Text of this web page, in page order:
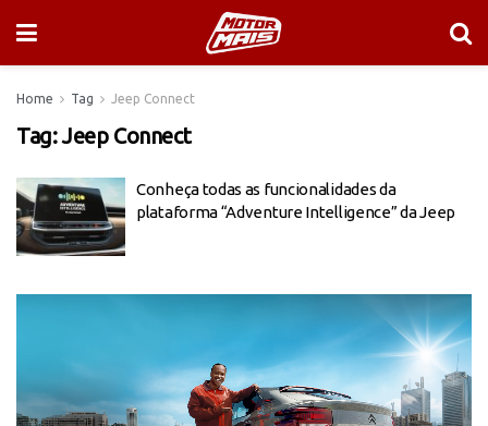
Home Tag Jeep Connect
Tag:Jeep Connect
Conheça todas as funcionalidades da
plataforma “Adventure Intelligence” da Jeep